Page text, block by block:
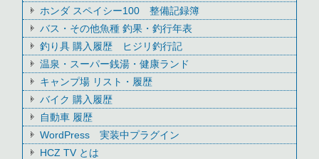
ホンダ スペイシー100 整備記録簿
バス・その他魚種 釣果・釣行年表
釣り具 購入履歴 ヒジリ釣行記
温泉・スーパー銭湯・健康ランド
キャンプ場 リスト・履歴
バイク 購入履歴
自動車 履歴
WordPress 実装中プラグイン
HCZ TV とは